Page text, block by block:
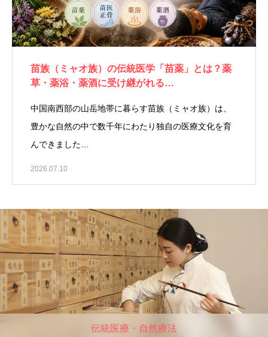
苗族（ミャオ族）の伝統医学「苗薬」とは？薬
草・薬浴・薬酒に受け継がれる…
中国南西部の山岳地帯に暮らす苗族（ミャオ族）は、
豊かな自然の中で数千年にわたり独自の医療文化を育
んできました…
2026.07.10
伝統医療・自然療法